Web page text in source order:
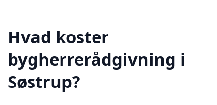
Hvad koster
bygherrerådgivning i
Søstrup?